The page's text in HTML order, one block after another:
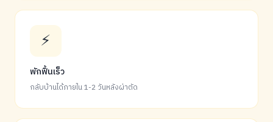
⚡
พักฟื้นเร็ว
กลับบ้านได้ภายใน 1-2 วันหลังผ่าตัด